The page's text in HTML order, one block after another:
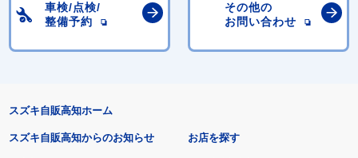
車検/点検/
整備予約
その他の
お問い合わせ
スズキ自販高知ホーム
スズキ自販高知からのお知らせ お店を探す